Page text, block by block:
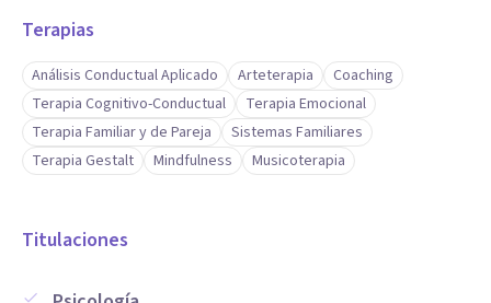
Terapias
Análisis Conductual Aplicado Arteterapia
Coaching
Terapia Cognitivo-Conductual
Terapia Emocional
Terapia Familiar y de Pareja
Sistemas Familiares
Terapia Gestalt
Mindfulness Musicoterapia
Titulaciones